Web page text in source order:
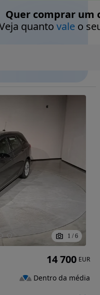
Quer comprar um
quanto valeo
1 / 6
14 700 EUR
Dentro da média